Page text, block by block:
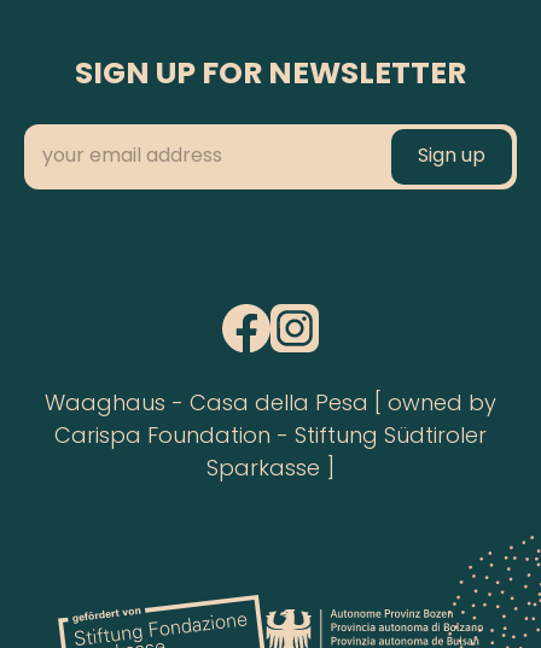
SIGN UP FOR NEWSLETTER
Waaghaus - Casa della Pesa [ owned by
Carispa Foundation - Stiftung Südtiroler
Sparkasse ]